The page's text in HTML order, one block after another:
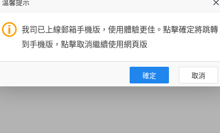
我司已上線郵箱手機版，使用體驗更佳。點擊確定將跳轉
到手機版，點擊取消繼續使用網頁版
確定 取消